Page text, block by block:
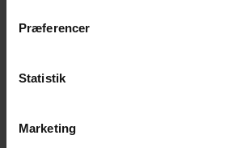
Præferencer
Statistik
Marketing
Støt Pakhuset